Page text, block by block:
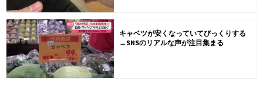
キャベツが安くなっていてびっくりする
→SNSのリアルな声が注目集まる